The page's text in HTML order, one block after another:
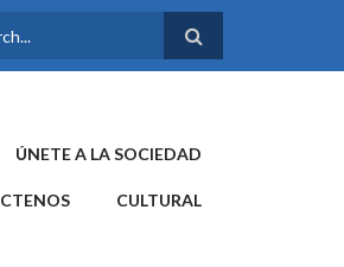
ÚNETE A LA SOCIEDAD
CULTURAL